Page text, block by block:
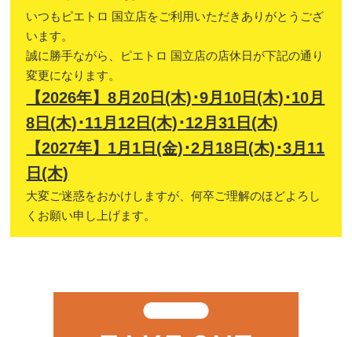
いつもピエトロ 国立店をご利用いただきありがとうござ
います。
誠に勝手ながら、ピエトロ 国立店の店休日が下記の通り
変更になります。
【2026年】8月20日(木)･9月10日(木)･10月
8日(木)･11月12日(木)･12月31日(木)
【2027年】1月1日(金)･2月18日(木)･3月11
日(木)
大変ご迷惑をおかけしますが、何卒ご理解のほどよろし
くお願い申し上げます。